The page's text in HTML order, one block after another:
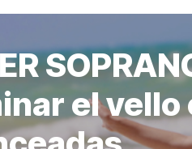
el vello